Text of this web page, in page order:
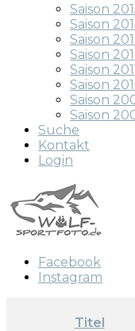
Saison
Saison
Saison
Saison
Saison
Saison
Saison
Saison
Suche
Kontakt
Login
Facebook
Instagram
Titel